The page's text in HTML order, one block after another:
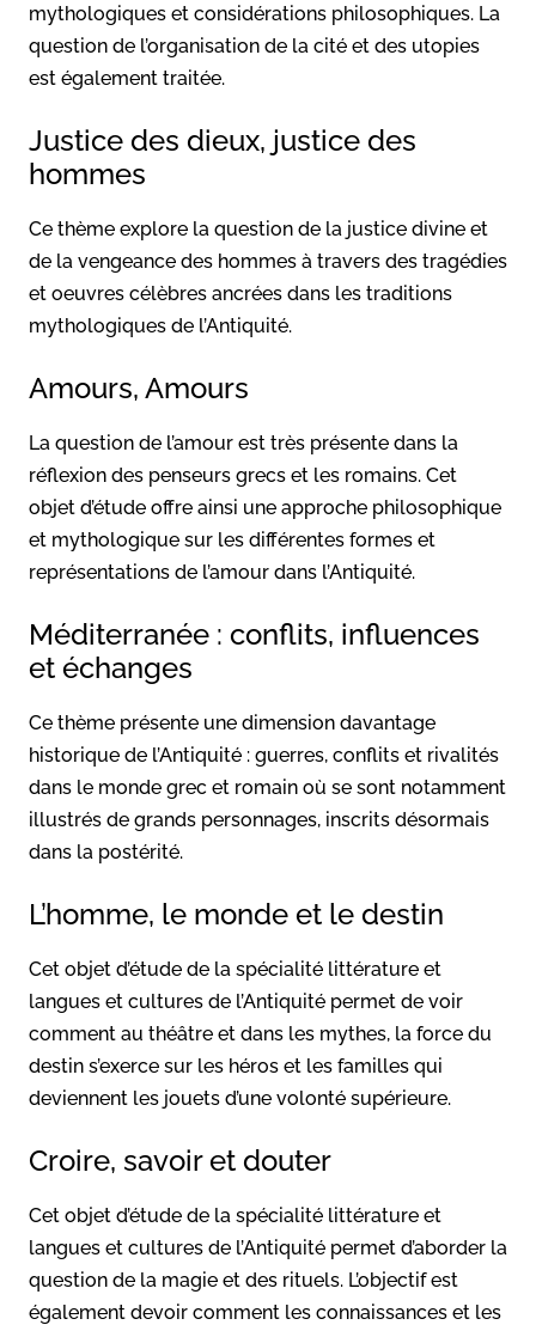
mythologiques et considérations philosophiques. La
question de l’organisation de la cité et des utopies
est également traitée.
Justice des dieux, justice des
hommes
Ce thème explore la question de la justice divine et
de la vengeance des hommes à travers des tragédies
et oeuvres célèbres ancrées dans les traditions
mythologiques de l’Antiquité.
Amours, Amours
La question de l’amour est très présente dans la
réflexion des penseurs grecs et les romains. Cet
objet d’étude offre ainsi une approche philosophique
et mythologique sur les différentes formes et
représentations de l’amour dans l’Antiquité.
Méditerranée : conflits, influences
et échanges
Ce thème présente une dimension davantage
historique de l’Antiquité : guerres, conflits et rivalités
dans le monde grec et romain où se sont notamment
illustrés de grands personnages, inscrits désormais
dans la postérité.
L’homme, le monde et le destin
Cet objet d’étude de la spécialité littérature et
langues et cultures de l’Antiquité permet de voir
comment au théâtre et dans les mythes, la force du
destin s’exerce sur les héros et les familles qui
deviennent les jouets d’une volonté supérieure.
Croire, savoir et douter
Cet objet d’étude de la spécialité littérature et
langues et cultures de l’Antiquité permet d’aborder la
question de la magie et des rituels. L’objectif est
également devoir comment les connaissances et les